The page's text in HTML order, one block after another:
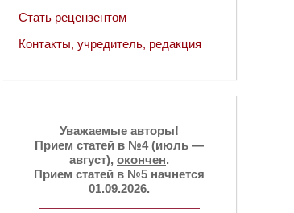
Стать рецензентом
Контакты, учредитель, редакция
Уважаемые авторы!
Прием статей в №4 (июль —
август), окончен.
Прием статей в №5 начнется
01.09.2026.